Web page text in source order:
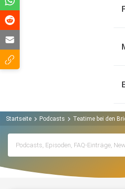
Startseite Podcasts Teatime bei den